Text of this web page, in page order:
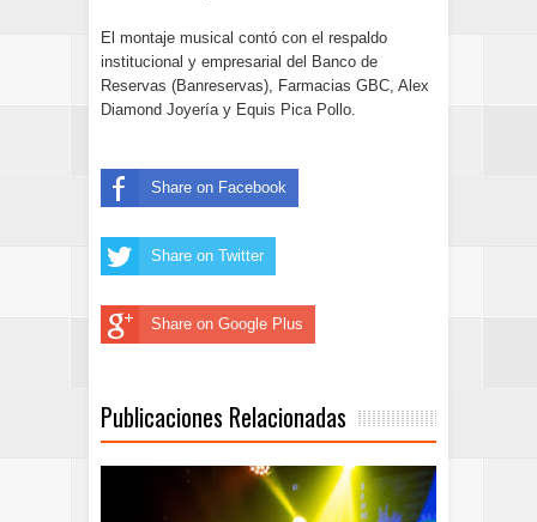
El montaje musical contó con el respaldo
institucional y empresarial del Banco de
Reservas (Banreservas), Farmacias GBC, Alex
Diamond Joyería y Equis Pica Pollo.
Share on Facebook
Share on Twitter
Share on Google Plus
Publicaciones Relacionadas